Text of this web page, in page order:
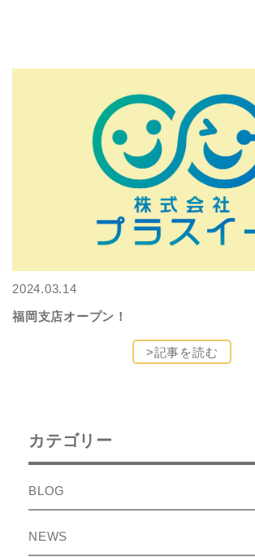
2024.03.14
福岡支店オープン！
>記事を読む
カテゴリー
BLOG
NEWS